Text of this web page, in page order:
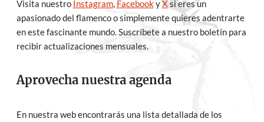
Visita nuestro Instagram, FacebookyXsi eres un
apasionado del flamenco o simplemente quieres adentrarte
en este fascinante mundo. Suscríbete a nuestro boletín para
recibir actualizaciones mensuales.
Aprovecha nuestra agenda
En nuestra web encontrarás una lista detallada de los